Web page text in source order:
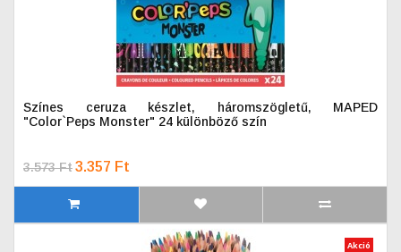
Színes ceruza készlet, háromszögletű, MAPED
"Color`Peps Monster" 24 különböző szín
3.573 Ft3.357 Ft
Akció